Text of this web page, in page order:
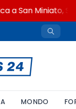
a San Miniato,
MONDO